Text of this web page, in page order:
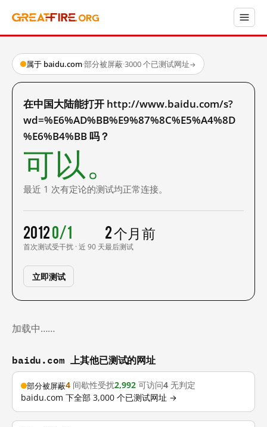
属于 baidu.com·部分被屏蔽·3000 个已测试网址→
在中国大陆能打开 http://www.baidu.com/s?
wd=%E6%AD%BB%E9%87%8C%E5%A4%8D
%E6%B4%BB 吗？
可以。
最近 1 次有定论的测试均正常连接。
2012
首次测试
0/1
受干扰 · 近 90 天
2 个月前
最后测试
立即测试
加载中……
baidu.com 上其他已测试的网址
部分被屏蔽4 间歇性受扰2,992 可访问4 无判定
baidu.com 下全部 3,000 个已测试网址 →